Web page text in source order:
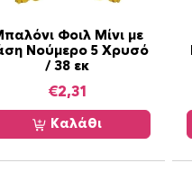
Φοιλ Μίνι με
Νούμερο 5 Χρυσό
/ 38 εκ
€2,31
Καλάθι